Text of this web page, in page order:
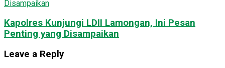
Kapolres Kunjungi LDII Lamongan, Ini Pesan
Penting yang Disampaikan
Leave a Reply